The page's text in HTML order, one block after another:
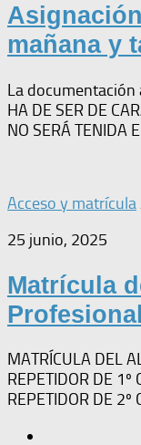
mañana y
La documentación
HA DE SER DE
NO SERÁ TENIDA
Acceso y matrícula
25 junio, 2025
Matrícula
Profesional
MATRÍCULA DEL
REPETIDOR DE 1º
REPETIDOR DE 2º